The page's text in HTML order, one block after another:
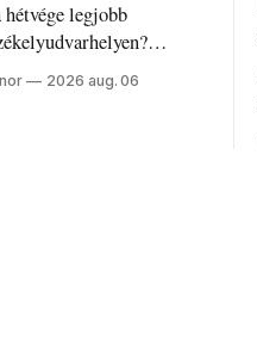
legjobb
őket – sőt, ha baj van a
ügyeletet is!
2026 aug. 06